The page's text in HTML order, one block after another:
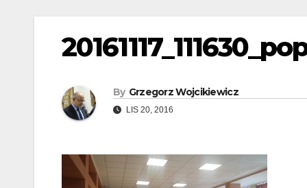
By Grzegorz Wojcikiewicz
LIS 20, 2016